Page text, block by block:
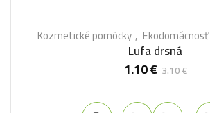
Kozmetické pomôcky Ekodomácnosť
Lufa drsná
3.10€
1.10€